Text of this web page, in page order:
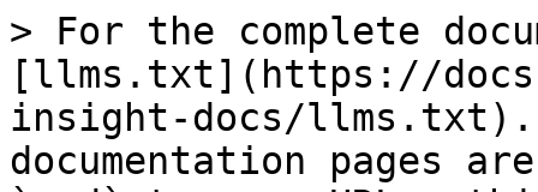
> For the complete
[llms.txt](https://
insight-docs/llms.txt).
documentation pages